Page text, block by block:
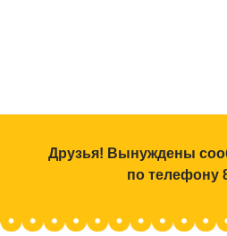
Друзья! Вынуждены
по телефону